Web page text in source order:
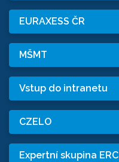
EURAXESS ČR
MŠMT
Vstup do intranetu
CZELO
Expertní skupina ERC